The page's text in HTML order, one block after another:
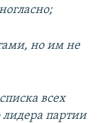
но им не
всех
партии